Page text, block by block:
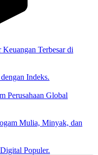
Keuangan Terbesar di
Indeks.
Perusahaan Global
Mulia, Minyak, dan
Populer.